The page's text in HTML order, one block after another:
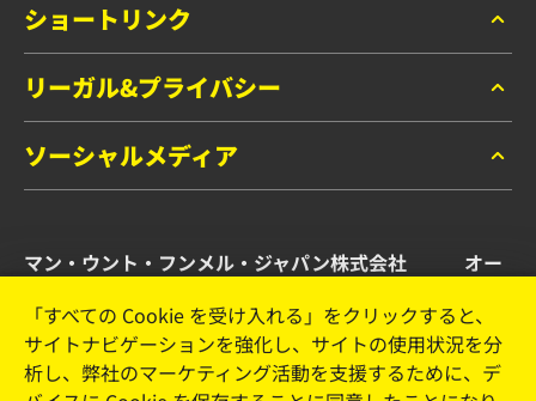
ショートリンク
マンフィルター カタログ
お問い合わせ
リーガル&プライバシー
データプライバシー
リーガルノーティス
ソーシャルメディア
Instagram
YouTube
マン・ウント・フンメル・ジャパン株式会社 オー
横浜市港北区新横浜2-15-10 YS新横浜ビル2F
Tel. +81 (45) 470 4611
「すべての Cookie を受け入れる」をクリックすると、
サイトナビゲーションを強化し、サイトの使用状況を分
析し、弊社のマーケティング活動を支援するために、デ